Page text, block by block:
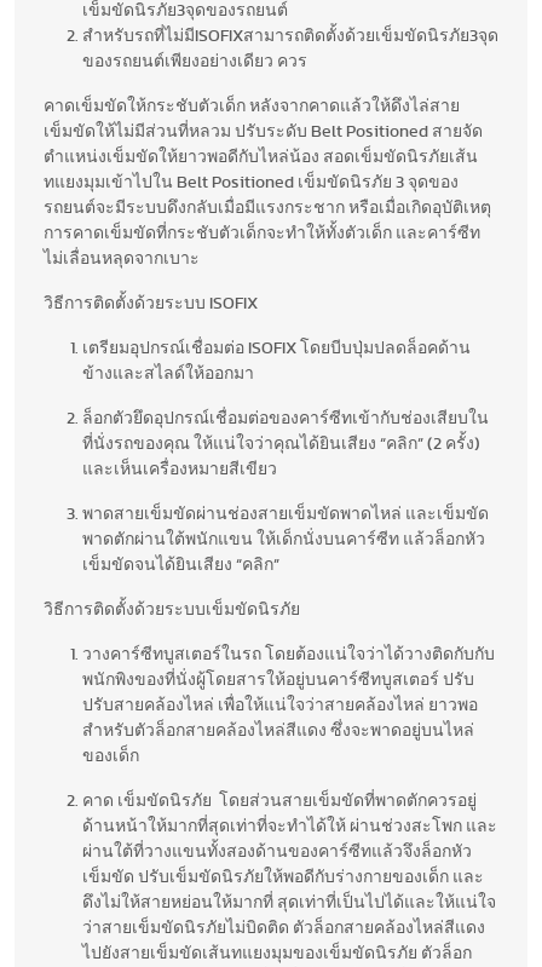
เข็มขัดนิรภัย3จุดของรถยนต์
สำหรับรถที่ไม่มีISOFIXสามารถติดตั้งด้วยเข็มขัดนิรภัย3จุด
ของรถยนต์เพียงอย่างเดียว ควร
คาดเข็มขัดให้กระชับตัวเด็ก หลังจากคาดแล้วให้ดึงไล่สาย
เข็มขัดให้ไม่มีส่วนที่หลวม ปรับระดับ Belt Positioned สายจัด
ตำแหน่งเข็มขัดให้ยาวพอดีกับไหล่น้อง สอดเข็มขัดนิรภัยเส้น
ทแยงมุมเข้าไปใน Belt Positioned เข็มขัดนิรภัย 3 จุดของ
รถยนต์จะมีระบบดึงกลับเมื่อมีแรงกระชาก หรือเมื่อเกิดอุบัติเหตุ
การคาดเข็มขัดที่กระชับตัวเด็กจะทำให้ทั้งตัวเด็ก และคาร์ซีท
ไม่เลื่อนหลุดจากเบาะ
วิธีการติดตั้งด้วยระบบ ISOFIX
เตรียมอุปกรณ์เชื่อมต่อ ISOFIX โดยบีบปุ่มปลดล็อคด้าน
ข้างและสไลด์ให้ออกมา
ล็อกตัวยึดอุปกรณ์เชื่อมต่อของคาร์ซีทเข้ากับช่องเสียบใน
ที่นั่งรถของคุณ ให้แน่ใจว่าคุณได้ยินเสียง “คลิก” (2 ครั้ง)
และเห็นเครื่องหมายสีเขียว
พาดสายเข็มขัดผ่านช่องสายเข็มขัดพาดไหล่ และเข็มขัด
พาดตักผ่านใต้พนักแขน ให้เด็กนั่งบนคาร์ซีท แล้วล็อกหัว
เข็มขัดจนได้ยินเสียง “คลิก”
วิธีการติดตั้งด้วยระบบเข็มขัดนิรภัย
วางคาร์ซีทบูสเตอร์ในรถ โดยต้องแน่ใจว่าได้วางติดกับกับ
พนักพิงของที่นั่งผู้โดยสารให้อยู่บนคาร์ซีทบูสเตอร์ ปรับ
ปรับสายคล้องไหล่ เพื่อให้แน่ใจว่าสายคล้องไหล่ ยาวพอ
สำหรับตัวล็อกสายคล้องไหล่สีแดง ซึ่งจะพาดอยู่บนไหล่
ของเด็ก
คาด เข็มขัดนิรภัย โดยส่วนสายเข็มขัดที่พาดตักควรอยู่
ด้านหน้าให้มากที่สุดเท่าที่จะทำได้ให้ ผ่านช่วงสะโพก และ
ผ่านใต้ที่วางแขนทั้งสองด้านของคาร์ซีทแล้วจึงล็อกหัว
เข็มขัด ปรับเข็มขัดนิรภัยให้พอดีกับร่างกายของเด็ก และ
ดึงไม่ให้สายหย่อนให้มากที่ สุดเท่าที่เป็นไปได้และให้แน่ใจ
ว่าสายเข็มขัดนิรภัยไม่บิดติด ตัวล็อกสายคล้องไหล่สีแดง
ไปยังสายเข็มขัดเส้นทแยงมุมของเข็มขัดนิรภัย ตัวล็อก